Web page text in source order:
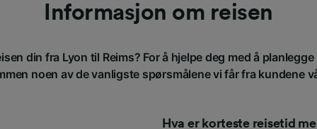
Informasjon om reisen
din fra Lyon til Reims? For å hjelpe deg med å
noen av de vanligste spørsmålene vi får fra kundene
Hva er korteste reisetid